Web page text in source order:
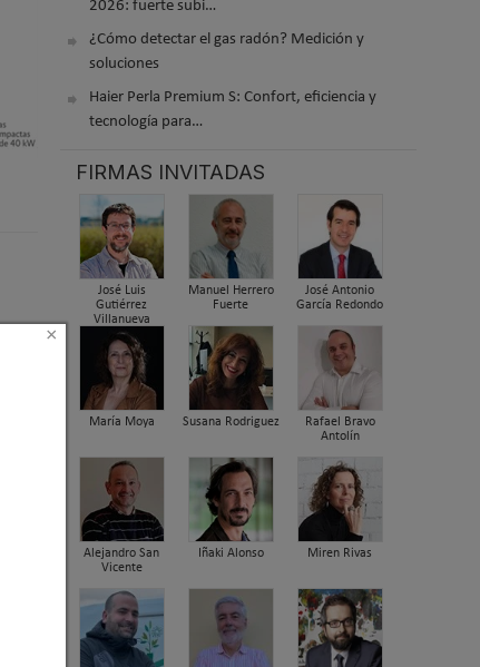
2026: fuerte subi…
¿Cómo detectar el gas radón? Medición y
soluciones
Haier Perla Premium S: Confort, eficiencia y
tecnología para…
FIRMAS INVITADAS
José Luis
Gutiérrez
Villanueva
Manuel Herrero
Fuerte
José Antonio
García Redondo
María Moya Susana Rodriguez
Rafael Bravo
Antolín
Alejandro San
Vicente
Iñaki Alonso Miren Rivas
×